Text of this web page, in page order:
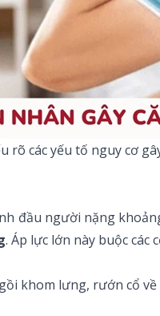
các yếu tố nguy cơ
đầu người nặng
. Áp lực lớn này buộc các
khom lưng, rướn cổ